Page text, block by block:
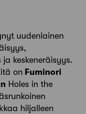
uudenlainen
keskeneräisyys.
on Fuminori
Holes in the
hiljalleen